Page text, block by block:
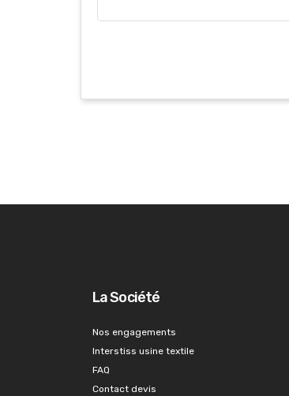
La Société
Nos engagements
Interstiss usine textile
FAQ
Contact devis